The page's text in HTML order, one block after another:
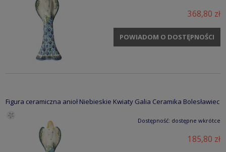
368,80 zł
POWIADOM O DOSTĘPNOŚCI
Figura ceramiczna anioł Niebieskie Kwiaty Galia Ceramika Bolesławiec
Dostępność: dostępne wkrótce
185,80 zł